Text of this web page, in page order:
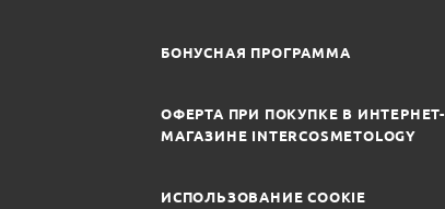
БОНУСНАЯ ПРОГРАММА
ОФЕРТА ПРИ ПОКУПКЕ В ИНТЕРНЕТ-
МАГАЗИНЕ INTERCOSMETOLOGY
ИСПОЛЬЗОВАНИЕ COOKIE